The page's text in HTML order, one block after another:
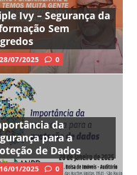
Ivy – Segurança da
Sem
28/07/2025 0
da
para a
de Dados
16/01/2025 0